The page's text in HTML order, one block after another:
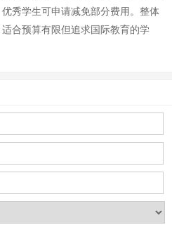
秀学生可申请减免部分费用。整体
合预算有限但追求国际教育的学